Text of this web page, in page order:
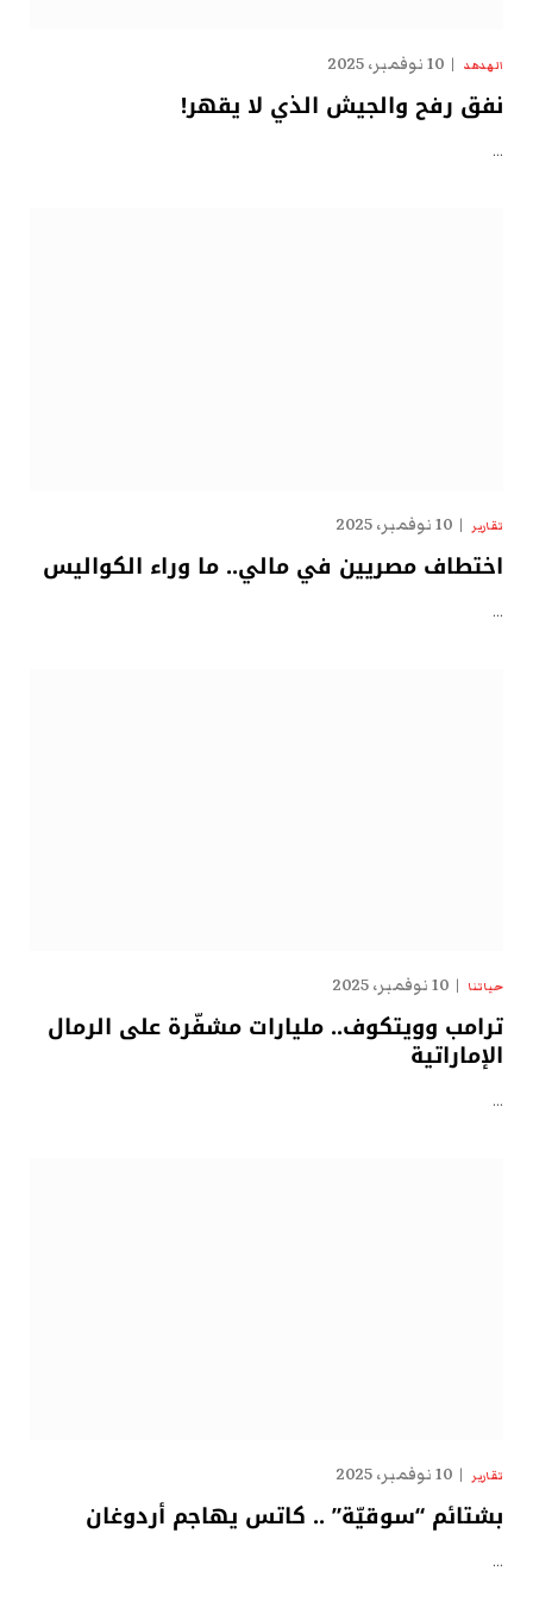
الهدهد 10 نوفمبر، 2025
نفق رفح والجيش الذي لا يقهر!
…
تقارير 10 نوفمبر، 2025
اختطاف مصريين في مالي.. ما وراء الكواليس
…
حياتنا 10 نوفمبر، 2025
ترامب وويتكوف.. مليارات مشفّرة على الرمال
الإماراتية
…
تقارير 10 نوفمبر، 2025
بشتائم “سوقيّة” .. كاتس يهاجم أردوغان
…